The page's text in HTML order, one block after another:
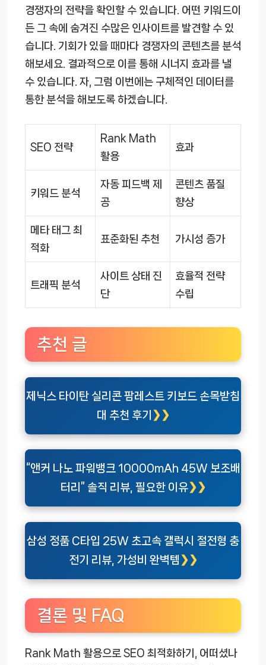
경쟁자의 전략을 확인할 수 있습니다. 어떤 키워드이
든 그 속에 숨겨진 수많은 인사이트를 발견할 수 있
습니다. 기회가 있을 때마다 경쟁자의 콘텐츠를 분석
해보세요. 결과적으로 이를 통해 시너지 효과를 낼
수 있습니다. 자, 그럼 이번에는 구체적인 데이터를
통한 분석을 해보도록 하겠습니다.
SEO 전략
Rank Math
활용
효과
키워드 분석
자동 피드백 제
공
콘텐츠 품질
향상
메타 태그 최
적화
표준화된 추천 가시성 증가
트래픽 분석
사이트 상태 진
단
효율적 전략
수립
추천 글
제닉스 타이탄 실리콘 팜레스트 키보드 손목받침
대 추천 후기
“앤커 나노 파워뱅크 10000mAh 45W 보조배
터리” 솔직 리뷰, 필요한 이유
삼성 정품 C타입 25W 초고속 갤럭시 절전형 충
전기 리뷰, 가성비 완벽템
결론 및 FAQ
Rank Math 활용으로 SEO 최적화하기, 어떠셨나